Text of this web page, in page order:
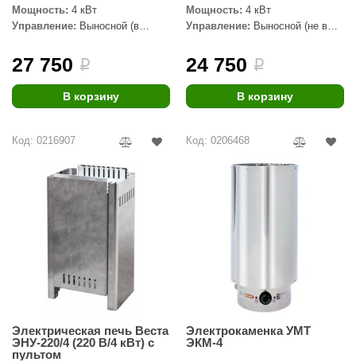
Мощность: 4 кВт
Управление: Выносной (в
27 750 i
В корзину
Мощность: 4 кВт
Управление: Выносной (не в
24 750 i
В корзину
Код: 0216907
Электрическая печь Веста
ЭНУ-220/4 (220 В/4 кВт) с
пультом
Код: 0206468
Электрокаменка УМТ
ЭКМ-4